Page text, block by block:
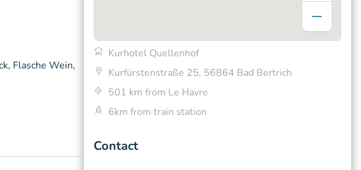
Flasche Wein,
Kurhotel Quellenhof
Kurfürstenstraße 25, 56864 Bad Bertrich
501 km from Le Havre
6km from train station
Contact